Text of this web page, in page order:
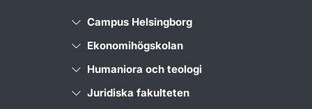
Campus Helsingborg
Ekonomihögskolan
Humaniora och teologi
Juridiska fakulteten